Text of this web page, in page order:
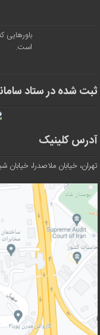
باورهایی
است.
ثبت شده در ستاد
آدرس کلینیک
تهران، خیابان ملاصدرا، خیابان